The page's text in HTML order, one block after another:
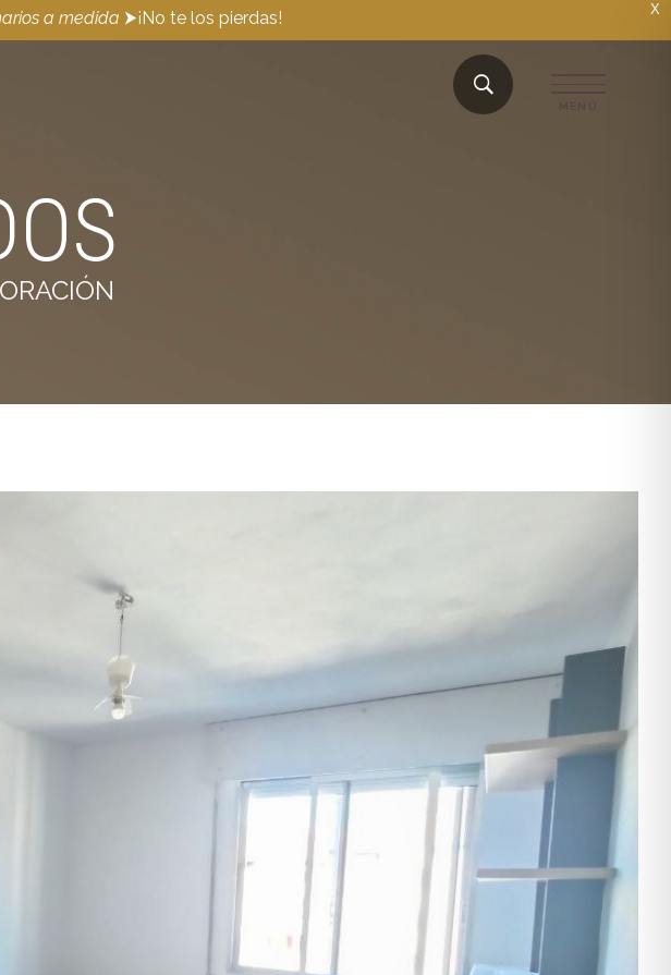
X
a medida ⮞¡No te los pierdas!